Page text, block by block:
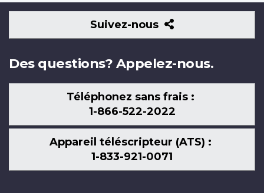
Suivez-nous
Suivez-
nous
Des questions? Appelez-nous.
Téléphonez sans frais :
1-866-522-2022
Appareil téléscripteur (ATS) :
1-833-921-0071